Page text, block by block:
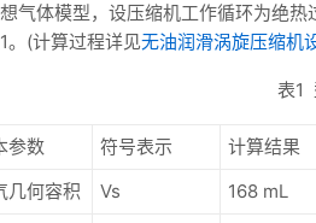
气体模型，设压缩机工作循环为绝热
。(计算过程详见无油润滑涡旋压缩机
表1
参数 符号表示 计算结果
几何容积
Vs 168 mL